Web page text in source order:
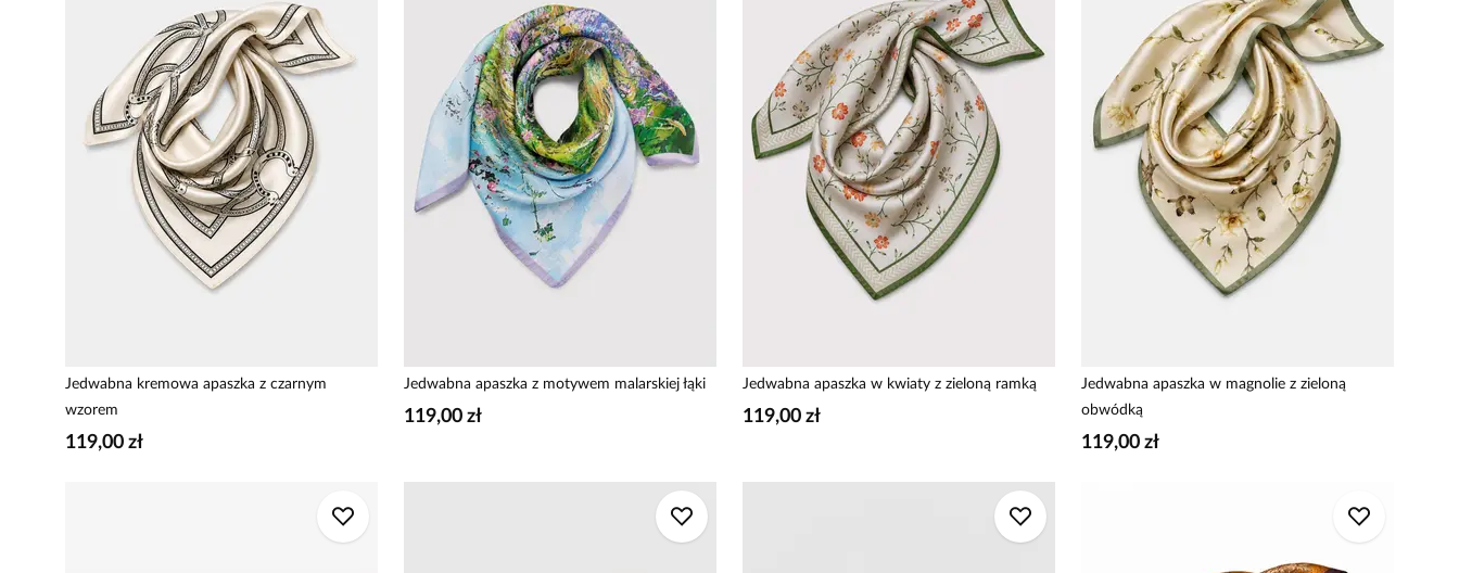
Jedwabna kremowa apaszka z czarnym
wzorem
119,00 zł
Jedwabna apaszka z motywem malarskiej łąki
119,00 zł
Jedwabna apaszka w kwiaty z zieloną ramką
119,00 zł
Jedwabna apaszka w magnolie z zieloną
obwódką
119,00 zł